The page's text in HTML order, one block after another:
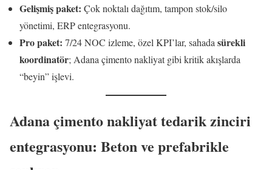
Gelişmiş paket: Çok noktalı dağıtım, tampon stok/silo
yönetimi, ERP entegrasyonu.
Pro paket: 7/24 NOC izleme, özel KPI’lar, sahada sürekli
koordinatör; Adana çimento nakliyat gibi kritik akışlarda
“beyin” işlevi.
Adana çimento nakliyat tedarik zinciri
entegrasyonu: Beton ve prefabrikle